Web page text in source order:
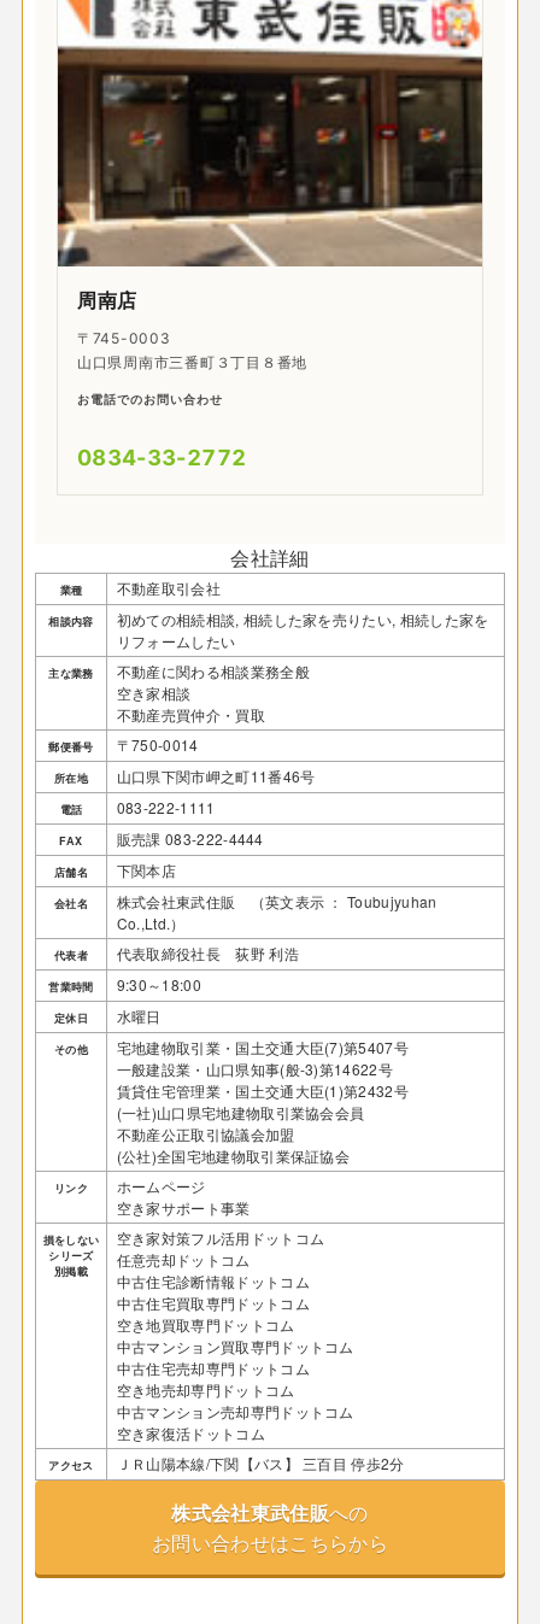
周南店
〒745-0003
山口県周南市三番町３丁目８番地
お電話でのお問い合わせ
0834-33-2772
会社詳細
業種 不動産取引会社
相談内容
初めての相続相談, 相続した家を売りたい, 相続した家を
リフォームしたい
主な業務
不動産に関わる相談業務全般
空き家相談
不動産売買仲介・買取
郵便番号 〒750-0014
所在地 山口県下関市岬之町11番46号
電話 083-222-1111
FAX 販売課 083-222-4444
店舗名 下関本店
会社名
株式会社東武住販 （英文表示 ： Toubujyuhan
Co.,Ltd.）
代表者 代表取締役社長 荻野 利浩
営業時間 9:30～18:00
定休日 水曜日
その他
宅地建物取引業・国土交通大臣(7)第5407号
一般建設業・山口県知事(般-3)第14622号
賃貸住宅管理業・国土交通大臣(1)第2432号
(一社)山口県宅地建物取引業協会会員
不動産公正取引協議会加盟
(公社)全国宅地建物取引業保証協会
リンク
ホームページ
空き家サポート事業
損をしない
シリーズ
別掲載
空き家対策フル活用ドットコム
任意売却ドットコム
中古住宅診断情報ドットコム
中古住宅買取専門ドットコム
空き地買取専門ドットコム
中古マンション買取専門ドットコム
中古住宅売却専門ドットコム
空き地売却専門ドットコム
中古マンション売却専門ドットコム
空き家復活ドットコム
アクセス ＪＲ山陽本線/下関【バス】 三百目 停歩2分
株式会社東武住販への
お問い合わせはこちらから